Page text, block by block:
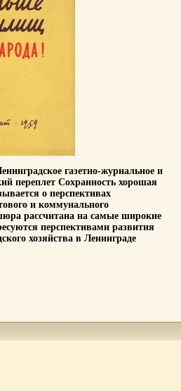
газетно-журнальное и
переплет Сохранность хорошая
о перспективах
и коммунального
рассчитана на самые широкие
перспективами развития
хозяйства в Ленинграде